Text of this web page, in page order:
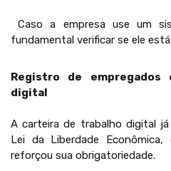
Caso a empresa use um
fundamental verificar se ele
Registro de
digital
A carteira de trabalho digital
Lei da Liberdade
reforçou sua obrigatoriedade.